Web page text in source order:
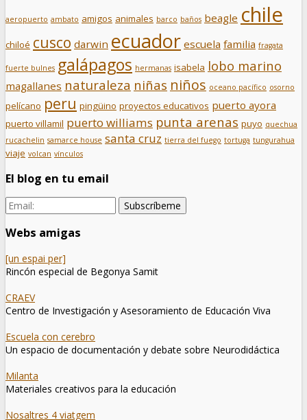
aeropuerto ambato amigos animales barco baños beagle chile
chiloé cusco darwin ecuador escuela familia fragata
fuerte bulnes galápagos hermanas isabela lobo marino
magallanes naturaleza niñas niños oceano pacífico osorno
pelícano peru pingüino proyectos educativos puerto ayora
puerto villamil puerto williams punta arenas puyo quechua
rucachelin samarce house santa cruz tierra del fuego tortuga tungurahua
viaje volcan vínculos
El blog en tu email
Webs amigas
[un espai per]
Rincón especial de Begonya Samit
CRAEV
Centro de Investigación y Asesoramiento de Educación Viva
Escuela con cerebro
Un espacio de documentación y debate sobre Neurodidáctica
Milanta
Materiales creativos para la educación
Nosaltres 4 viatgem